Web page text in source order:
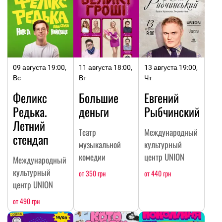
09 августа 19:00,
Вс
Феликс
Редька.
Летний
стендап
Международный
культурный
центр UNION
от 490 грн
11 августа 18:00,
Вт
Большие
деньги
Театр
музыкальной
комедии
от 350 грн
13 августа 19:00,
Чт
Евгений
Рыбчинский
Международный
культурный
центр UNION
от 440 грн